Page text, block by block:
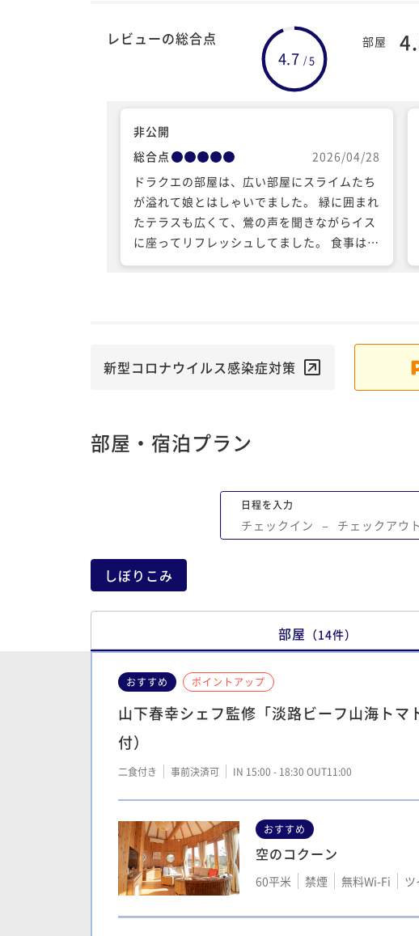
レビューの総合点
4.7 /5
部屋
非公開
総合点
2026/04/28
ドラクエの部屋は、広い部屋にスライムたち
が溢れて娘とはしゃいでました。 緑に囲まれ
たテラスも広くて、鶯の声を聞きながらイス
に座ってリフレッシュしてました。 食事は夜
のトマトすき焼きコースが、とても美味しく
新型コロナウイルス感染症対策
部屋・宿泊プラン
日程を入力
チェックイン − チェックアウト
しぼりこみ
部屋 （14件）
おすすめ ポイントアップ
山下春幸シェフ監修「淡路ビーフ山海ト
付）
二食付き 事前決済可 IN 15:00 - 18:30 OUT11:00
おすすめ
空のコクーン
60平米 禁煙 無料Wi-Fi ツ